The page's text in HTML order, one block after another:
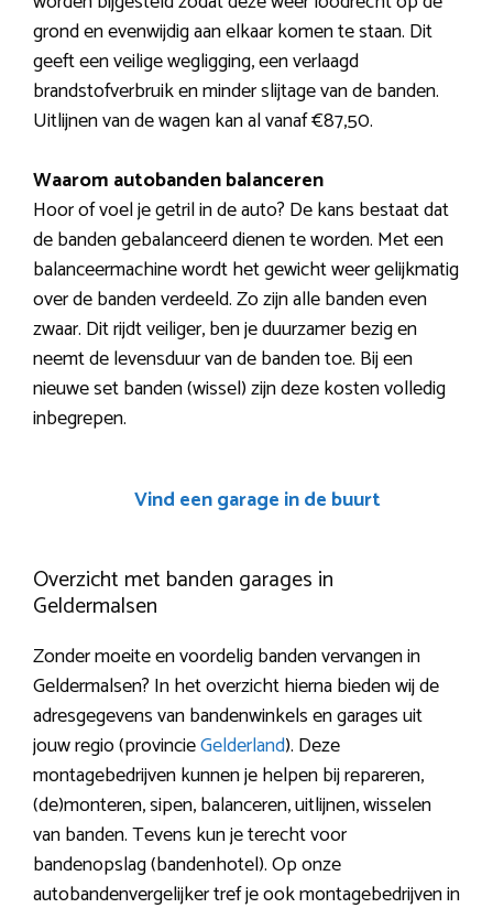
grond en evenwijdig aan elkaar komen te staan. Dit
geeft een veilige wegligging, een verlaagd
brandstofverbruik en minder slijtage van de banden.
Uitlijnen van de wagen kan al vanaf €87,50.
Waarom autobanden balanceren
Hoor of voel je getril in de auto? De kans bestaat dat
de banden gebalanceerd dienen te worden. Met een
balanceermachine wordt het gewicht weer gelijkmatig
over de banden verdeeld. Zo zijn alle banden even
zwaar. Dit rijdt veiliger, ben je duurzamer bezig en
neemt de levensduur van de banden toe. Bij een
nieuwe set banden (wissel) zijn deze kosten volledig
inbegrepen.
Vind een garage in de buurt
Overzicht met banden garages in
Geldermalsen
Zonder moeite en voordelig banden vervangen in
Geldermalsen? In het overzicht hierna bieden wij de
adresgegevens van bandenwinkels en garages uit
jouw regio (provincieGelderland). Deze
montagebedrijven kunnen je helpen bij repareren,
(de)monteren, sipen, balanceren, uitlijnen, wisselen
van banden. Tevens kun je terecht voor
bandenopslag (bandenhotel). Op onze
autobandenvergelijker tref je ook montagebedrijven in